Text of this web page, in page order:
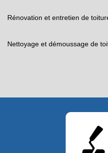
Rénovation et entretien de
Nettoyage et démoussage de